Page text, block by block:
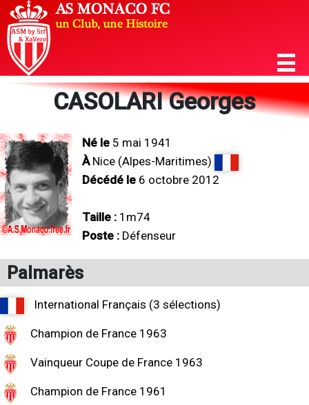
CASOLARI Georges
Né le 5 mai 1941
ÀNice (Alpes-Maritimes)
Décédé le 6 octobre 2012
Taille : 1m74
Poste : Défenseur
Palmarès
International Français (3 sélections)
Champion de France 1963
Vainqueur Coupe de France 1963
Champion de France 1961